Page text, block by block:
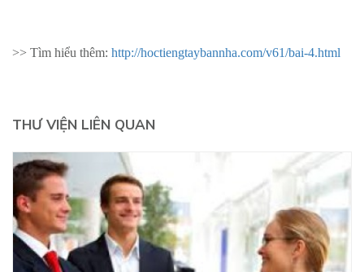
>> Tìm hiểu thêm: ​http://hoctiengtaybannha.com/v61/bai-4.html
THƯ VIỆN LIÊN QUAN